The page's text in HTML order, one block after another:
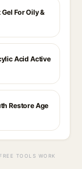
For Oily &
Acid Active
Restore Age
TOOLS WORK